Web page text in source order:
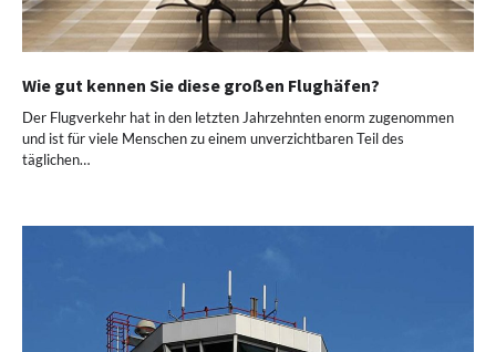
Wie gut kennen Sie diese großen Flughäfen?
Der Flugverkehr hat in den letzten Jahrzehnten enorm zugenommen
und ist für viele Menschen zu einem unverzichtbaren Teil des
täglichen…